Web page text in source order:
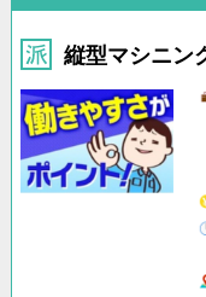
縦型マシニン